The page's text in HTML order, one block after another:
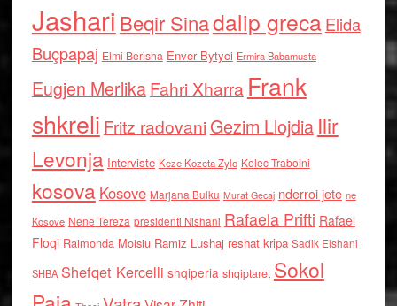
Jashari Beqir Sinadalip grecaElida
Buçpapaj Elmi Berisha Enver Bytyci Ermira Babamusta
Eugjen MerlikaFahri Xharra Frank
shkreli Fritz radovaniGezim Llojdia Ilir
Levonja Interviste Keze Kozeta Zylo Kolec Traboini
kosova Kosove Marjana Bulku Murat Gecaj nderroi jete ne
Kosove Nene Tereza presidenti Nishani Rafaela Prifti Rafael
Floqi Raimonda Moisiu Ramiz Lushaj reshat kripa Sadik Elshani
SHBA Shefqet Kercelli shqiperia shqiptaret Sokol